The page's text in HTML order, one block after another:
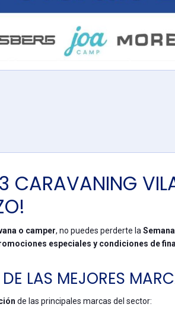
CARAVANING
o camper, no puedes perderte la
especiales y condiciones de
LAS MEJORES
de las principales marcas del sector: